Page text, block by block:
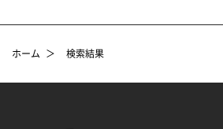
ホーム ＞ 検索結果